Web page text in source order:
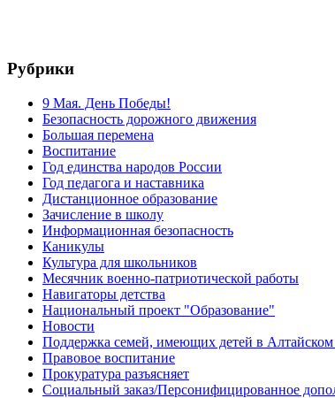
Рубрики
9 Мая. День Победы!
Безопасность дорожного движения
Большая перемена
Воспитание
Год единства народов России
Год педагога и наставника
Дистанционное образование
Зачисление в школу
Информационная безопасность
Каникулы
Культура для школьников
Месячник военно-патриотической работы
Навигаторы детства
Национальный проект "Образование"
Новости
Поддержка семей, имеющих детей в Алтайском
Правовое воспитание
Прокуратура разъясняет
Социальный заказ/Персонифицированное